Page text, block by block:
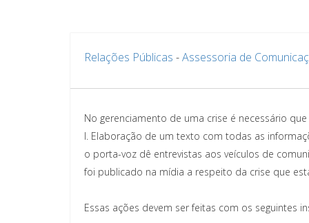
Relações Públicas -Assessoria de
No gerenciamento de uma crise é necessário
I. Elaboração de um texto com todas as
o porta-voz dê entrevistas aos veículos de
foi publicado na mídia a respeito da crise que
Essas ações devem ser feitas com os seguintes